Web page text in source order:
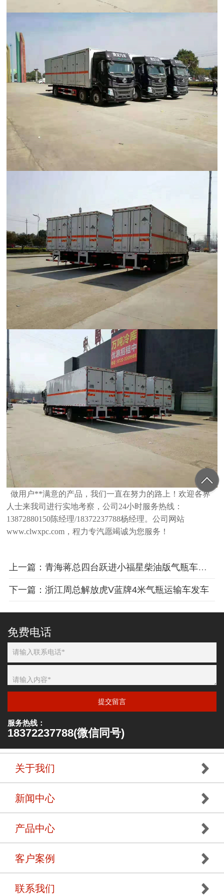
做用户**满意的产品，我们一直在努力的路上！欢迎各界
人士来我司进行实地考察，公司24小时服务热线：
13872880150陈经理/18372237788杨经理。公司网站
www.clwxpc.com，程力专汽愿竭诚为您服务！
上一篇：青海蒋总四台跃进小福星柴油版气瓶车发车
下一篇：浙江周总解放虎V蓝牌4米气瓶运输车发车
免费电话
提交留言
服务热线：
18372237788(微信同号)
关于我们
新闻中心
产品中心
客户案例
联系我们